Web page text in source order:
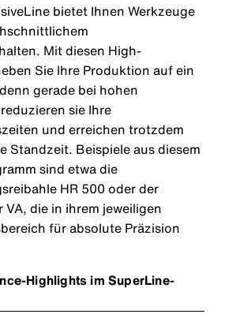
bietet Ihnen Werkzeuge
Mit diesen High-
Sie Ihre Produktion auf ein
gerade bei hohen
sie Ihre
und erreichen trotzdem
Standzeit. Beispiele aus diesem
sind etwa die
HR 500 oder der
die in ihrem jeweiligen
für absolute Präzision
Highlights im SuperLine-